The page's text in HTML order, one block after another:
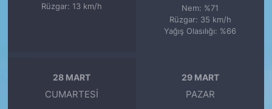
Rüzgar: 13 km/h
Nem: %71
Rüzgar: 35 km/h
Yağış Olasılığı: %66
28 MART
CUMARTESI
29 MART
PAZAR